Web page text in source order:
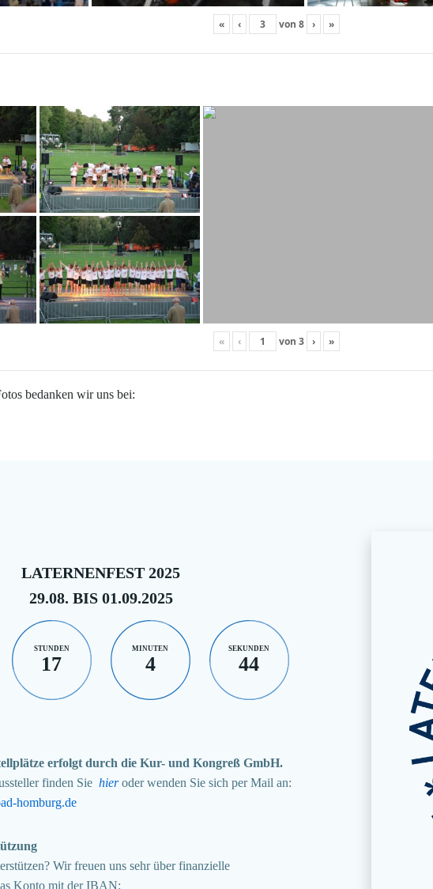
« ‹ von 8 › »
« ‹ von 3 › »
bedanken wir uns bei:
LATERNENFEST 2025
29.08. BIS 01.09.2025
STUNDEN
17
MINUTEN
4
SEKUNDEN
42
erfolgt durch die Kur- und Kongreß GmbH.
finden Sie hieroder wenden Sie sich per Mail an:
homburg.de
Wir freuen uns sehr über finanzielle
Konto mit der IBAN: